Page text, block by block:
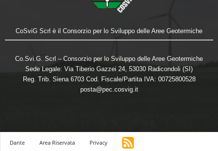
CoSviG Scrl è il Consorzio per lo Sviluppo delle Aree Geotermiche
Co.Svi.G. Scrl – Consorzio per lo Sviluppo delle Aree Geotermiche
Sede Legale: Via Tiberio Gazzei 24, 53030 Radicondoli (SI)
Reg. Trib. Siena 6703 Cod. Fiscale/Partita IVA: 00725800528
posta@pec.cosvig.it
Dante Area Riservata Privacy